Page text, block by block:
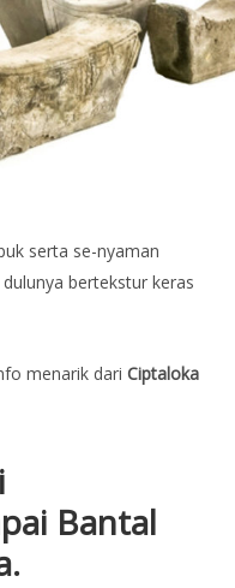
serta se-nyaman
bertekstur keras
menarik dari Ciptaloka
Bantal